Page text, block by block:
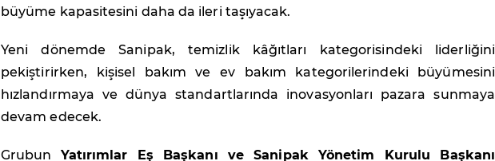
büyüme kapasitesini daha da ileri taşıyacak.
Yeni dönemde Sanipak, temizlik kâğıtları kategorisindeki liderliğini
pekiştirirken, kişisel bakım ve ev bakım kategorilerindeki büyümesini
hızlandırmaya ve dünya standartlarında inovasyonları pazara sunmaya
devam edecek.
Grubun Yatırımlar Eş Başkanı ve Sanipak Yönetim Kurulu Başkanı